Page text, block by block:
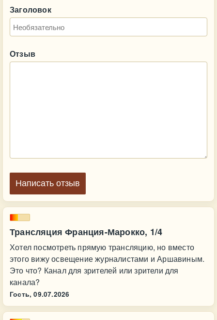
Трансляция Франция-Марокко, 1/4
Хотел посмотреть прямую трансляцию, но вместо
этого вижу освещение журналистами и Аршавиным.
Это что? Канал для зрителей или зрители для
канала?
Гость, 09.07.2026
Заголовок
Отзыв
Написать отзыв